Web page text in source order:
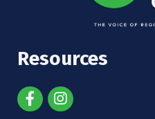
Resources